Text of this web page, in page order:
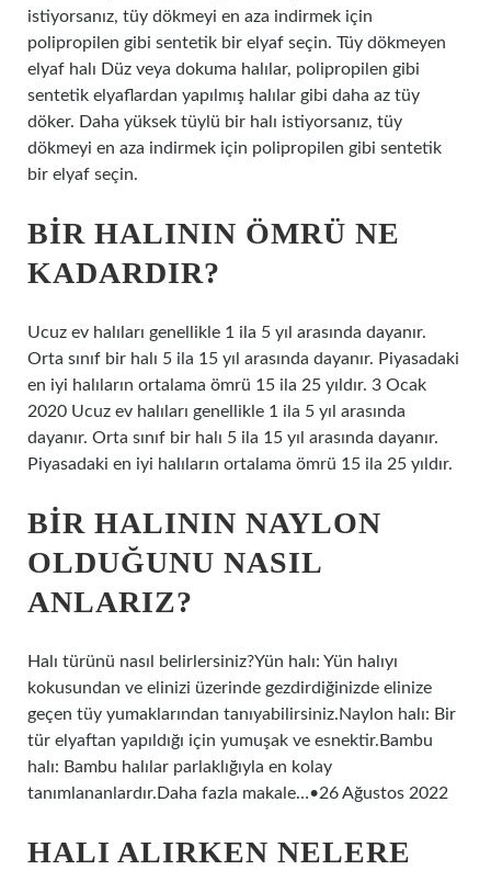
istiyorsanız, tüy dökmeyi en aza indirmek için
polipropilen gibi sentetik bir elyaf seçin. Tüy dökmeyen
elyaf halı Düz ​​veya dokuma halılar, polipropilen gibi
sentetik elyaflardan yapılmış halılar gibi daha az tüy
döker. Daha yüksek tüylü bir halı istiyorsanız, tüy
dökmeyi en aza indirmek için polipropilen gibi sentetik
bir elyaf seçin.
BIR HALININ ÖMRÜ NE
KADARDIR?
Ucuz ev halıları genellikle 1 ila 5 yıl arasında dayanır.
Orta sınıf bir halı 5 ila 15 yıl arasında dayanır. Piyasadaki
en iyi halıların ortalama ömrü 15 ila 25 yıldır. 3 Ocak
2020 Ucuz ev halıları genellikle 1 ila 5 yıl arasında
dayanır. Orta sınıf bir halı 5 ila 15 yıl arasında dayanır.
Piyasadaki en iyi halıların ortalama ömrü 15 ila 25 yıldır.
BIR HALININ NAYLON
OLDUĞUNU NASIL
ANLARIZ?
Halı türünü nasıl belirlersiniz?Yün halı: Yün halıyı
kokusundan ve elinizi üzerinde gezdirdiğinizde elinize
geçen tüy yumaklarından tanıyabilirsiniz.Naylon halı: Bir
tür elyaftan yapıldığı için yumuşak ve esnektir.Bambu
halı: Bambu halılar parlaklığıyla en kolay
tanımlananlardır.Daha fazla makale…•26 Ağustos 2022
HALI ALIRKEN NELERE